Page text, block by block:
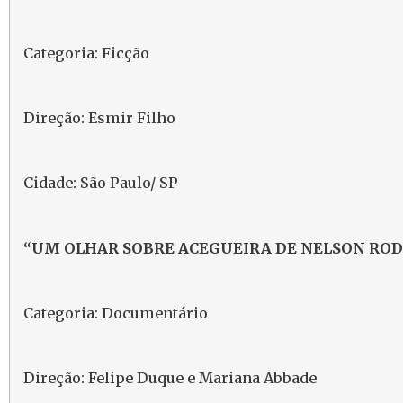
Categoria: Ficção
Direção: Esmir Filho
Cidade: São Paulo/ SP
“UM OLHAR SOBRE ACEGUEIRA DE NELSON
Categoria: Documentário
Direção: Felipe Duque e Mariana Abbade